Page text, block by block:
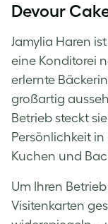
Devour
Jamylia Haren
eine Konditorei
erlernte
großartig
Betrieb steckt
Persönlichkeit
Kuchen und
Um Ihren
Visitenkarten